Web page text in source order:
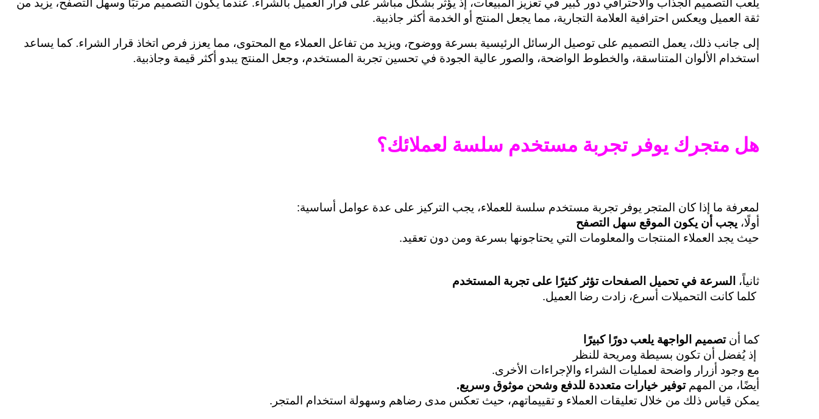
ثقة العميل ويعكس احترافية العلامة التجارية، مما يجعل المنتج أو الخدمة أكثر جاذبية.
استخدام الألوان المتناسقة، والخطوط الواضحة، والصور عالية الجودة في تحسين تجربة المستخدم، وجعل المنتج يبدو أكثر قيمة وجاذبية.
هل متجرك يوفر تجربة مستخدم سلسة لعملائك؟
لمعرفة ما إذا كان المتجر يوفر تجربة مستخدم سلسة للعملاء، يجب التركيز على عدة عوامل أساسية:
أولًا، يجب أن يكون الموقع سهل التصفح
حيث يجد العملاء المنتجات والمعلومات التي يحتاجونها بسرعة ومن دون تعقيد.
ثانياً،
السرعة في تحميل الصفحات تؤثر كثيرًا على تجربة المستخدم
كلما كانت التحميلات أسرع، زادت رضا العميل.
كما أن تصميم الواجهة يلعب دورًا كبيرًا
إذ يُفضل أن تكون بسيطة ومريحة للنظر
مع وجود أزرار واضحة لعمليات الشراء والإجراءات الأخرى.
أيضًا، من المهم توفير خيارات متعددة للدفع وشحن موثوق وسريع.
يمكن قياس ذلك من خلال تعليقات العملاء و تقييماتهم، حيث تعكس مدى رضاهم وسهولة استخدام المتجر.